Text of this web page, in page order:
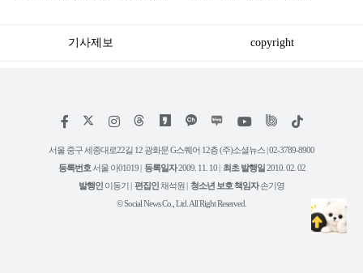
기사제보 copyright
페
스
인
타
램
위
트
유
튜
틱
서울 중구 세종대로22길 12 광화문 G스퀘어 12층 (주)소셜뉴스 | 02-3789-8900
등록번호 서울 아01019 | 등록일자2009. 11. 10 | 최초 발행일2010. 02. 02
발행인 이동기 | 편집인채석원 | 청소년 보호 책임자손기영
© Social News Co., Ltd. All Right Reserved.